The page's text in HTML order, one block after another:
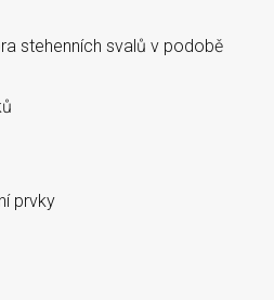
stehenních svalů v podobě
prvky